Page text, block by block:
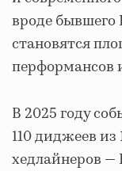
вроде бывшего
становятся
перформансов
В 2025 году
110 диджеев
хедлайнеров